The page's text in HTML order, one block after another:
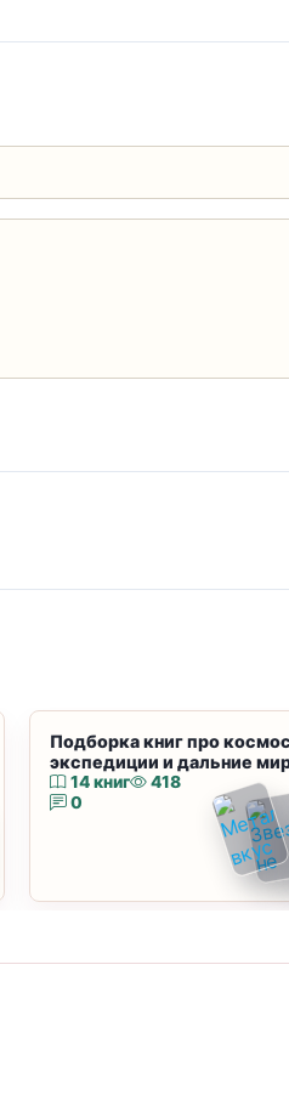
Подборка книг про
экспедиции и дальние
14 книг
418
0